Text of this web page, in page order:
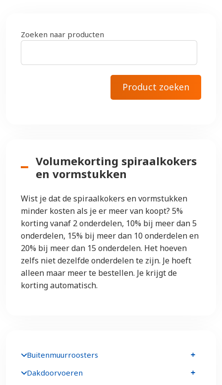
Zoeken naar producten
Volumekorting spiraalkokers
en vormstukken
Wist je dat de spiraalkokers en vormstukken
minder kosten als je er meer van koopt? 5%
korting vanaf 2 onderdelen, 10% bij meer dan 5
onderdelen, 15% bij meer dan 10 onderdelen en
20% bij meer dan 15 onderdelen. Het hoeven
zelfs niet dezelfde onderdelen te zijn. Je hoeft
alleen maar meer te bestellen. Je krijgt de
korting automatisch.
Buitenmuurroosters
Dakdoorvoeren